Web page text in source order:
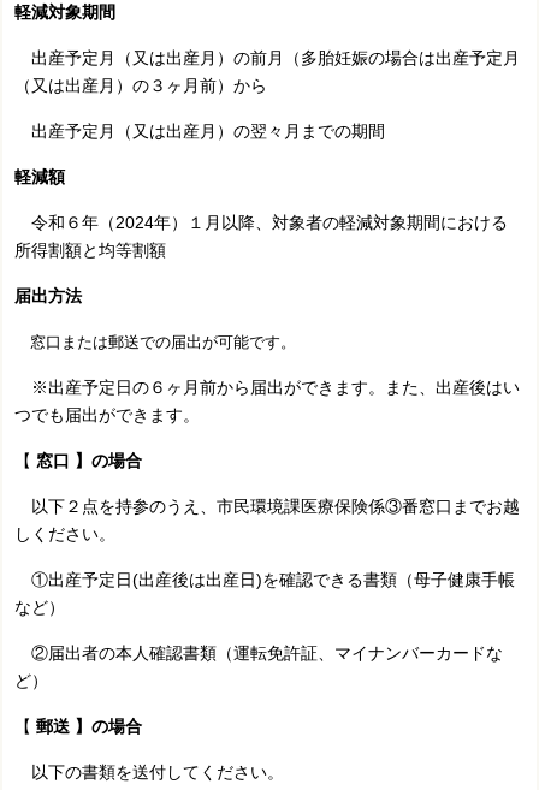
軽減対象期間
出産予定月（又は出産月）の前月（多胎妊娠の場合は出産予定月
（又は出産月）の３ヶ月前）から
出産予定月（又は出産月）の翌々月までの期間
軽減額
令和６年（2024年）１月以降、対象者の軽減対象期間における
所得割額と均等割額
届出方法
窓口または郵送での届出が可能です。
※出産予定日の６ヶ月前から届出ができます。また、出産後はい
つでも届出ができます。
【 窓口 】の場合
以下２点を持参のうえ、市民環境課医療保険係③番窓口までお越
しください。
①出産予定日(出産後は出産日)を確認できる書類（母子健康手帳
など）
②届出者の本人確認書類（運転免許証、マイナンバーカードな
ど）
【郵送 】の場合
以下の書類を送付してください。